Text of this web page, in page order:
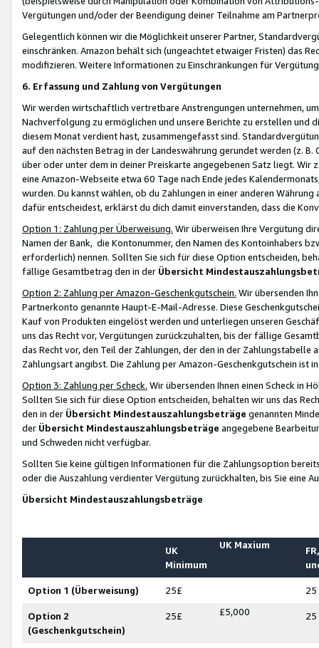
Vergütungen und/oder der Beendigung deiner Teilnahme am
Gelegentlich können wir die Möglichkeit unserer Partner,
einschränken. Amazon behält sich (ungeachtet etwaiger Fristen) das
modifizieren. Weitere Informationen zu Einschränkungen für
6. Erfassung und Zahlung von Vergütungen
Wir werden wirtschaftlich vertretbare Anstrengungen unternehmen,
Nachverfolgung zu ermöglichen und unsere Berichte zu erstellen und
diesem Monat verdient hast, zusammengefasst sind.
auf den nächsten Betrag in der Landeswährung gerundet werden (z.
über oder unter dem in deiner Preiskarte angegebenen Satz liegt.
eine Amazon-Webseite etwa 60 Tage nach Ende jedes
wurden. Du kannst wählen, ob du Zahlungen in einer anderen
dafür entscheidest, erklärst du dich damit einverstanden, dass die
Option 1: Zahlung per Überweisung. Wir überweisen Ihre Vergütung
Namen der Bank, die Kontonummer, den Namen des Kontoinhabers
erforderlich) nennen. Sollten Sie sich für diese Option entscheiden,
fällige Gesamtbetrag den in der Übersicht
Option 2: Zahlung per Amazon-Geschenkgutschein. Wir übersenden
Partnerkonto genannte Haupt-E-Mail-Adresse. Diese
Kauf von Produkten eingelöst werden und unterliegen unseren
uns das Recht vor, Vergütungen zurückzuhalten, bis der fällige
das Recht vor, den Teil der Zahlungen, der den in der
Zahlungsart angibst. Die Zahlung per Amazon-Geschenkgutschein ist
Option 3: Zahlung per Scheck. Wir übersenden Ihnen einen Scheck in
Sollten Sie sich für diese Option entscheiden, behalten wir uns das
den in der Übersicht Mindestauszahlungsbeträge genannten
der Übersicht Mindestauszahlungsbeträge angegebene
und Schweden nicht verfügbar.
Sollten Sie keine gültigen Informationen für die Zahlungsoption
oder die Auszahlung verdienter Vergütung zurückhalten, bis Sie
Übersicht Mindestauszahlungsbeträge
UK
Minimum
UK Maxium
Option 1 (Überweisung) 25£ 25
Option 2
(Geschenkgutschein)
25£ £5,000 25